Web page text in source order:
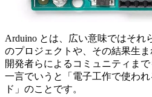
Arduino とは、広い意味ではそれ
のプロジェクトや、その結果生
開発者らによるコミュニティま
一言でいうと「電子工作で使わ
ド」のことです。